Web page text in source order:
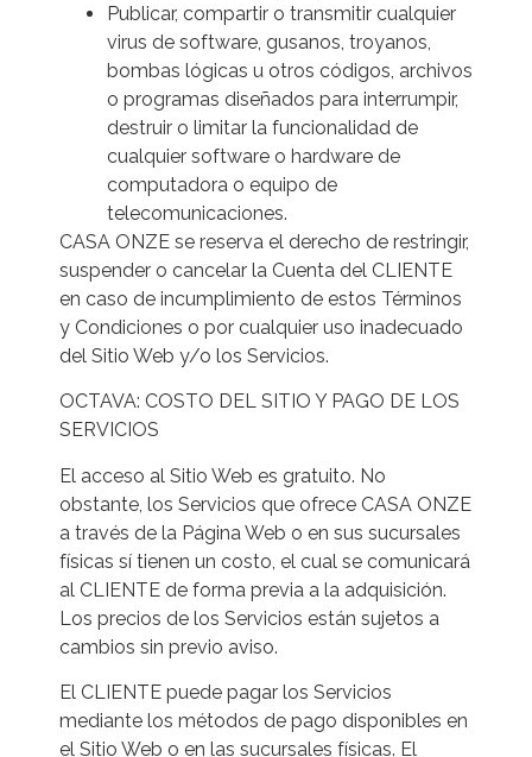
Publicar, compartir o transmitir cualquier
virus de software, gusanos, troyanos,
bombas lógicas u otros códigos, archivos
o programas diseñados para interrumpir,
destruir o limitar la funcionalidad de
cualquier software o hardware de
computadora o equipo de
telecomunicaciones.
CASA ONZE se reserva el derecho de restringir,
suspender o cancelar la Cuenta del CLIENTE
en caso de incumplimiento de estos Términos
y Condiciones o por cualquier uso inadecuado
del Sitio Web y/o los Servicios.
OCTAVA: COSTO DEL SITIO Y PAGO DE LOS
SERVICIOS
El acceso al Sitio Web es gratuito. No
obstante, los Servicios que ofrece CASA ONZE
a través de la Página Web o en sus sucursales
físicas sí tienen un costo, el cual se comunicará
al CLIENTE de forma previa a la adquisición.
Los precios de los Servicios están sujetos a
cambios sin previo aviso.
El CLIENTE puede pagar los Servicios
mediante los métodos de pago disponibles en
el Sitio Web o en las sucursales físicas. El